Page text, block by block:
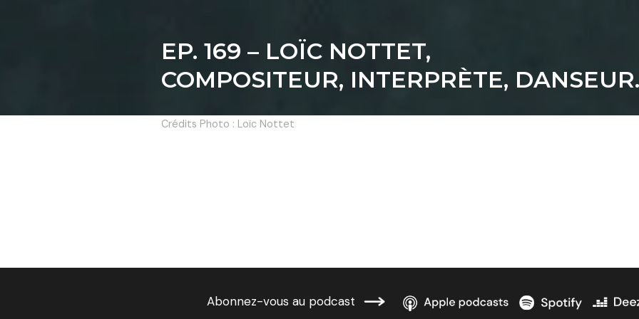
EP. 169 – LOÏC NOTTET,
COMPOSITEUR, INTERPRÈTE, DANSEUR.
Crédits Photo : Loïc Nottet
Abonnez-vous au podcast